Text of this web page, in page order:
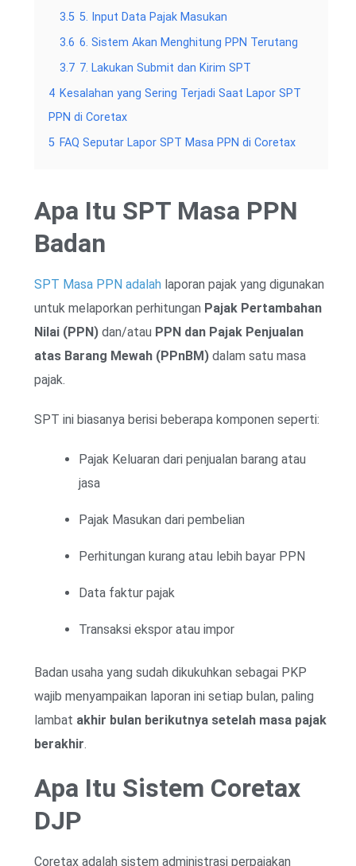
3.5 5. Input Data Pajak Masukan
3.6 6. Sistem Akan Menghitung PPN Terutang
3.7 7. Lakukan Submit dan Kirim SPT
4 Kesalahan yang Sering Terjadi Saat Lapor SPT
PPN di Coretax
5 FAQ Seputar Lapor SPT Masa PPN di Coretax
Apa Itu SPT Masa PPN
Badan
SPT Masa PPN adalah laporan pajak yang digunakan
untuk melaporkan perhitungan Pajak Pertambahan
Nilai (PPN) dan/atau PPN dan Pajak Penjualan
atas Barang Mewah (PPnBM) dalam satu masa
pajak.
SPT ini biasanya berisi beberapa komponen seperti:
Pajak Keluaran dari penjualan barang atau
jasa
Pajak Masukan dari pembelian
Perhitungan kurang atau lebih bayar PPN
Data faktur pajak
Transaksi ekspor atau impor
Badan usaha yang sudah dikukuhkan sebagai PKP
wajib menyampaikan laporan ini setiap bulan, paling
lambat akhir bulan berikutnya setelah masa pajak
berakhir.
Apa Itu Sistem Coretax
DJP
Coretax adalah sistem administrasi perpajakan